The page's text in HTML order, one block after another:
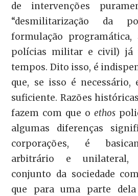
de intervenções
“desmilitarização da
formulação
polícias militar e civil) já
tempos. Dito isso, é
que, se isso é necessário,
suficiente. Razões
fazem com que o ethos
algumas diferenças
corporações, é
arbitrário e unilateral,
conjunto da sociedade
que para uma parte